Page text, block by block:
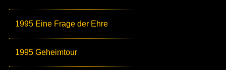
1995 Eine Frage der Ehre
1995 Geheimtour